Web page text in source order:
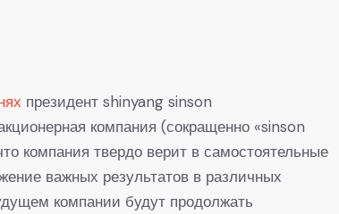
президент shinyang sinson
компания (сокращенно «sinson
компания твердо верит в самостоятельные
важных результатов в различных
компании будут продолжать